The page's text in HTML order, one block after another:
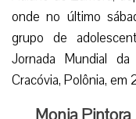
onde no último
grupo de
Jornada Mundial
Cracóvia, Polônia, em